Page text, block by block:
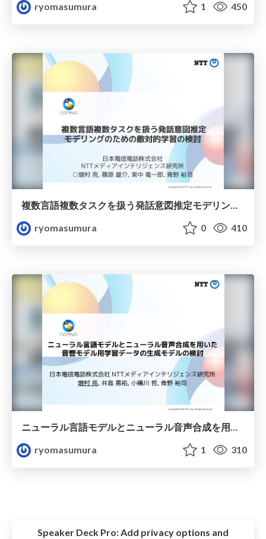
ryomasumura
1 450
複数言語複数タスクを扱う発話意図推定モデリングのための敵対的学習の検討
ryomasumura
0 410
ryomasumura
1 310
Speaker Deck Pro:Add privacy options and